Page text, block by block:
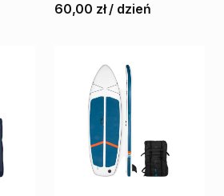
60,00 zł / dzień